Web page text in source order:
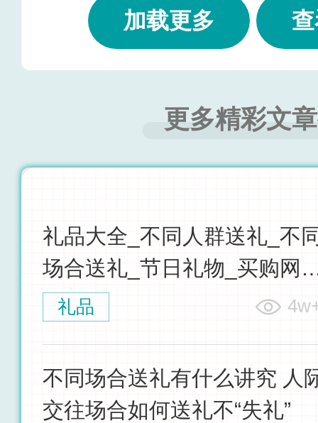
加载更多
更多精彩文
礼品大全_不同人群送礼_不
场合送礼_节日礼物_买购网
您提供一站式送礼解决方案
礼品
不同场合送礼有什么讲究 人
交往场合如何送礼不“失礼”